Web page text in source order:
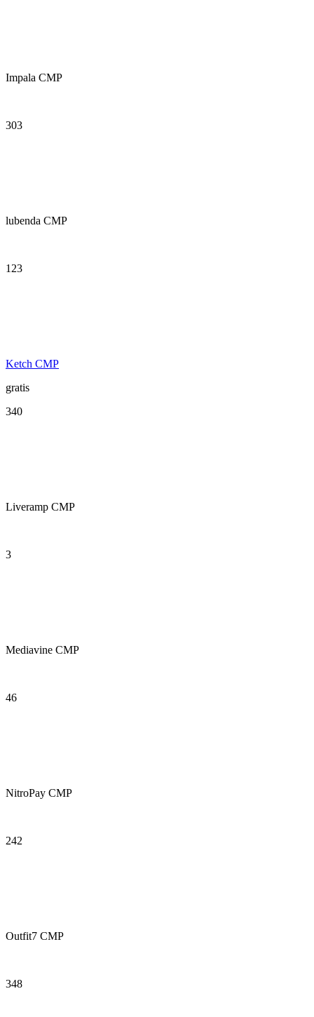
Impala CMP
303
lubenda CMP
123
Ketch CMP
gratis
340
Liveramp CMP
3
Mediavine CMP
46
NitroPay CMP
242
Outfit7 CMP
348